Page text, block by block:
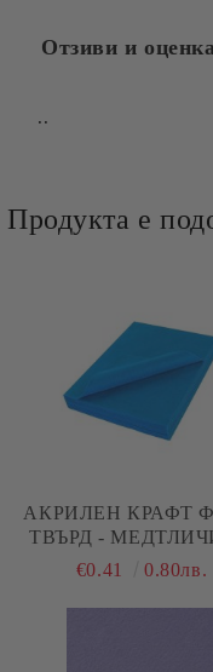
Отзиви и
..
АКРИЛЕН КРАФТ ФИЛЦ
ТВЪРД -
СИНЬО - 30.00 Х
€0.41 0.80лв.